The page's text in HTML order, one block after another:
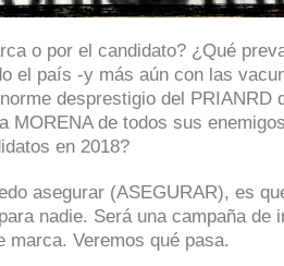
o por el candidato? ¿Qué
el país -y más aún con las
desprestigio del PRIANRD
MORENA de todos sus
en 2018?
asegurar (ASEGURAR), es
nadie. Será una campaña de
Veremos qué pasa.